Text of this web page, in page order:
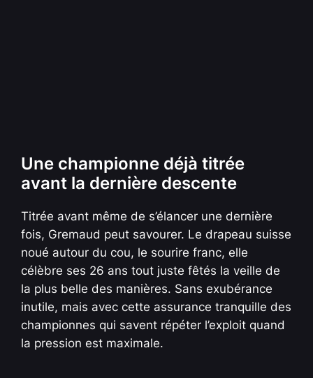
Une championne déjà titrée
avant la dernière descente
Titrée avant même de s’élancer une dernière
fois, Gremaud peut savourer. Le drapeau suisse
noué autour du cou, le sourire franc, elle
célèbre ses 26 ans tout juste fêtés la veille de
la plus belle des manières. Sans exubérance
inutile, mais avec cette assurance tranquille des
championnes qui savent répéter l’exploit quand
la pression est maximale.